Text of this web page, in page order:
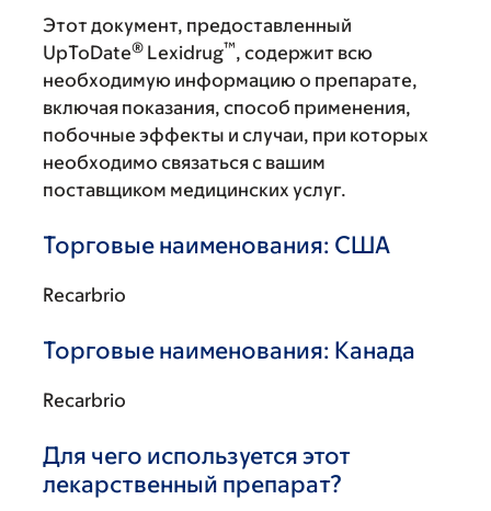
Этот документ, предоставленный
UpToDate® Lexidrug™, содержит всю
необходимую информацию о препарате,
включая показания, способ применения,
побочные эффекты и случаи, при которых
необходимо связаться с вашим
поставщиком медицинских услуг.
Торговые наименования: США
Recarbrio
Торговые наименования: Канада
Recarbrio
Для чего используется этот
лекарственный препарат?